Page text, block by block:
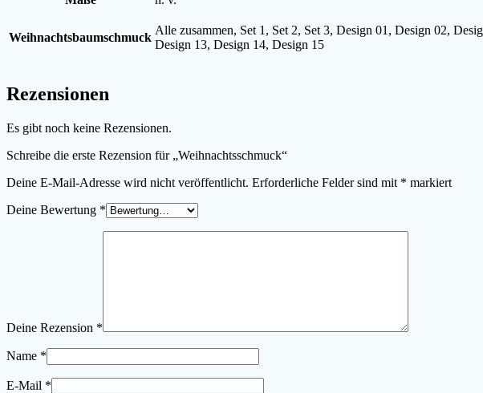
Weihnachtsbaumschmuck
Alle zusammen, Set 1, Set 2, Set 3, Design 01, Design 02,
Design 13, Design 14, Design 15
Rezensionen
Es gibt noch keine Rezensionen.
Schreibe die erste Rezension für „Weihnachtsschmuck“
Deine E-Mail-Adresse wird nicht veröffentlicht. Erforderliche Felder sind mit * markiert
Deine Bewertung *
Deine Rezension *
Name *
E-Mail *